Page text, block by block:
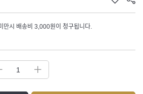
만시 배송비 3,000원이 청구됩니다.